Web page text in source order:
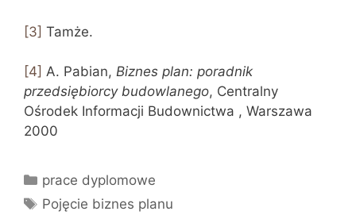
[3] Tamże.
[4] A. Pabian, Biznes plan: poradnik
przedsiębiorcy budowlanego, Centralny
Ośrodek Informacji Budownictwa , Warszawa
2000
Kategorie
prace dyplomowe
Tagi
Pojęcie biznes planu